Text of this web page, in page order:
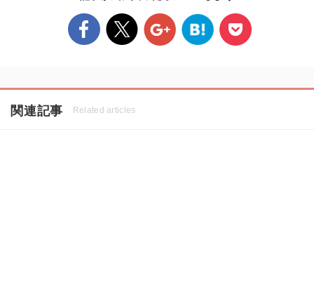
関連記事 Related articles